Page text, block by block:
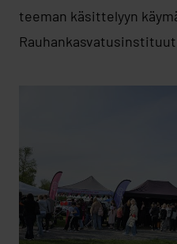
teeman käsittelyyn